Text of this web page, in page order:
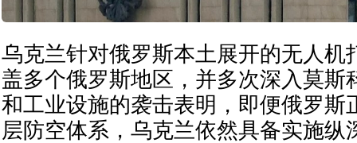
乌克兰针对俄罗斯本土展开的无人机
盖多个俄罗斯地区，并多次深入莫斯
和工业设施的袭击表明，即便俄罗斯
层防空体系，乌克兰依然具备实施纵